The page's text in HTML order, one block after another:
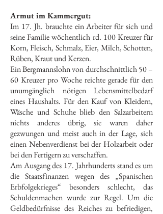
Armut im Kammergut:
Im 17. Jh. brauchte ein Arbeiter für sich und
seine Familie wöchentlich rd. 100 Kreuzer für
Korn, Fleisch, Schmalz, Eier, Milch, Schotten,
Rüben, Kraut und Kerzen.
Ein Bergmannslohn von durchschnittlich 50 –
60 Kreuzer pro Woche reichte gerade für den
unumgänglich nötigen Lebensmittelbedarf
eines Haushalts. Für den Kauf von Kleidern,
Wäsche und Schuhe blieb den Salzarbeitern
nichts anderes übrig, sie waren daher
gezwungen und meist auch in der Lage, sich
einen Nebenverdienst bei der Holzarbeit oder
bei den Fertigern zu verschaffen.
Am Ausgang des 17. Jahrhunderts stand es um
die Staatsfinanzen wegen des „Spanischen
Erbfolgekrieges“ besonders schlecht, das
Schuldenmachen wurde zur Regel. Um die
Geldbedürfnisse des Reiches zu befriedigen,